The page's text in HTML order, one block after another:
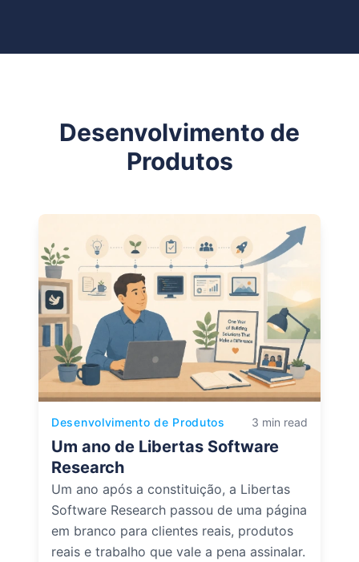
Desenvolvimento de
Produtos
Desenvolvimento de Produtos 3 min read
Um ano de Libertas Software
Research
Um ano após a constituição, a Libertas
Software Research passou de uma página
em branco para clientes reais, produtos
reais e trabalho que vale a pena assinalar.